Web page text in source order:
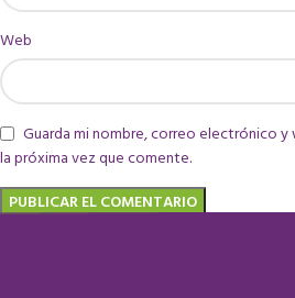
Web
Guarda mi nombre, correo electrónico
la próxima vez que comente.